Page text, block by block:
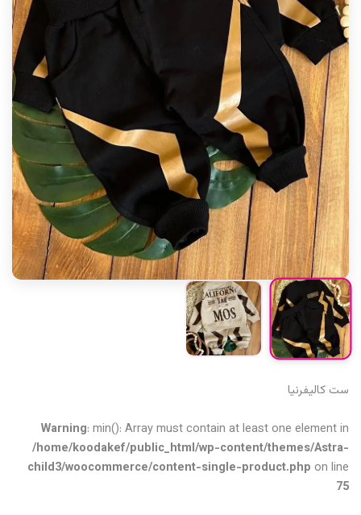
ست کالیفرنیا
Warning: min(): Array must contain at least one element in
/home/koodakef/public_html/wp-content/themes/Astra-
child3/woocommerce/content-single-product.php on line
75